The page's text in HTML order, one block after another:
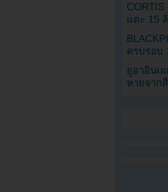
แตะ 15
ครบรอบ
ยูอาอินเ
หายจาก